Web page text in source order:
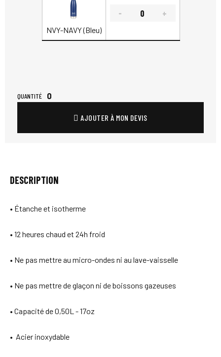
NVY-NAVY (Bleu)
QUANTITÉ 0
AJOUTER À MON DEVIS
DESCRIPTION
• Étanche et isotherme
• 12 heures chaud et 24h froid
• Ne pas mettre au micro-ondes ni au lave-vaisselle
• Ne pas mettre de glaçon ni de boissons gazeuses
• Capacité de 0,50L - 17oz
• Acier inoxydable